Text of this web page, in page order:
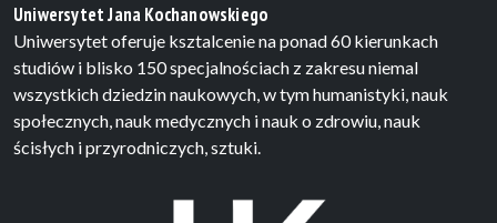
Uniwersytet Jana Kochanowskiego
Uniwersytet oferuje ksztalcenie na ponad 60 kierunkach
studiów i blisko 150 specjalnościach z zakresu niemal
wszystkich dziedzin naukowych, w tym humanistyki, nauk
społecznych, nauk medycznych i nauk o zdrowiu, nauk
ścisłych i przyrodniczych, sztuki.